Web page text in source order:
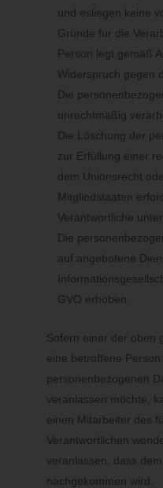
und esliegen keine
Gründe für die
Person legt gemäß
Widerspruch gegen
Die
unrechtmäßig
Die Löschung der
zur Erfüllung einer
dem Unionsrecht
Mitgliedstaaten
Verantwortliche
Die
auf angebotene
GVO erhoben.
Sofern einer der oben
eine betroffene
personenbezogenen
veranlassen möchte,
einen Mitarbeiter des
Verantwortlichen
veranlassen, dass
nachgekommen wird.
schutzwürdige Gründe für
Interessen, Rechten und
überwiegen, oder die
Ausübung oder Verteidigung
Verarbeiten wir
Widerspruch gegen die
Daten zum Zwecke
auch für das Profiling,
Verbindung steht.
der Verarbeitung für Zwecke
die personenbezogenen
Zudem hat die betroffene
sich aus ihrer besonderen
wissenschaftlichen oder
zu statistischen Zwecken
Verarbeitung ist zur Erfüllung
Interesseliegenden Aufgabe
Zur Ausübung des Rechts
betroffene Person direkt an
betroffenen Person steht es